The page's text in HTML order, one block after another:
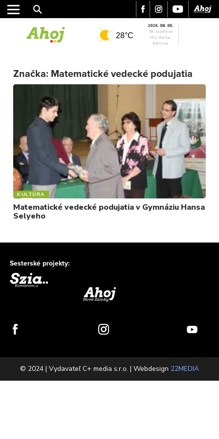
ŠPORT
VIDEO
MIX
28°C
2026. 08. 06.
SK: Jozefína
HU: Berta,
Bettina
Značka: Matematické vedecké podujatia
KULTÚRA
Matematické vedecké podujatia v Gymnáziu Hansa
Selyeho
Sesterské projekty:
© 2024 | Vydavateľ C+ media s.r.o. | Webdesign 22MEDIA